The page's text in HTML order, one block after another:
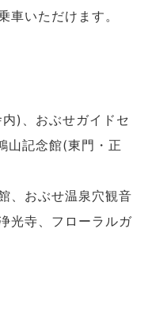
車いただけます。
)、おぶせガイドセ
山記念館(東門・正
、おぶせ温泉穴観音
光寺、フローラルガ